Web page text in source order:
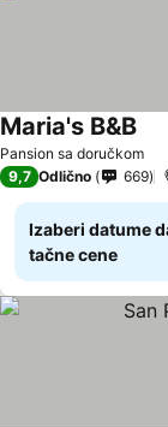
Pansion sa doručkom
Maria's B&B
9,7 Odlično 669
Izaberi datume
tačne cene